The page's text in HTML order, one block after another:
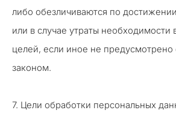
либо обезличиваются по
или в случае утраты необходимости
целей, если иное не
законом.
7. Цели обработки персональных